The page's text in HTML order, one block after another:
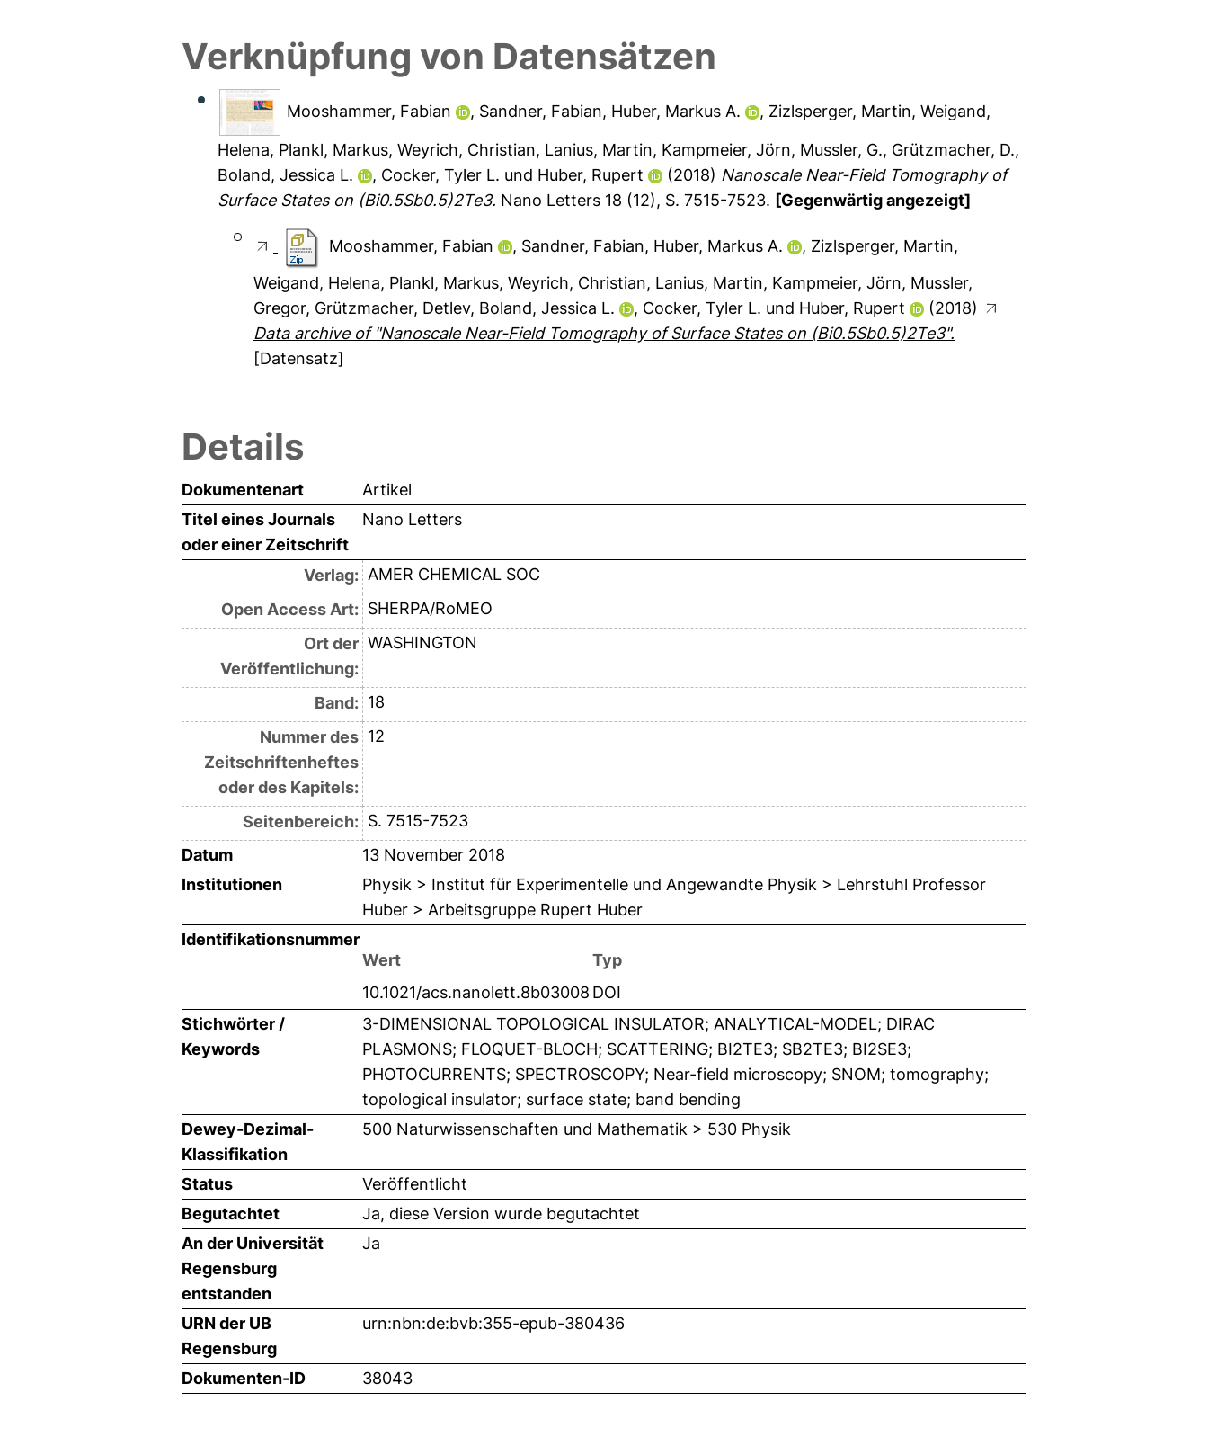
Verknüpfung von Datensätzen
Mooshammer, Fabian , Sandner, Fabian, Huber, Markus A. , Zizlsperger, Martin, Weigand,
Helena, Plankl, Markus, Weyrich, Christian, Lanius, Martin, Kampmeier, Jörn, Mussler, G., Grützmacher, D.,
Boland, Jessica L.
, Cocker, Tyler L. und Huber, Rupert (2018) Nanoscale Near-Field Tomography of
Surface States on (Bi0.5Sb0.5)2Te3. Nano Letters 18 (12), S. 7515-7523. [Gegenwärtig angezeigt]
Mooshammer, Fabian , Sandner, Fabian, Huber, Markus A. , Zizlsperger, Martin,
Weigand, Helena, Plankl, Markus, Weyrich, Christian, Lanius, Martin, Kampmeier, Jörn, Mussler,
Gregor, Grützmacher, Detlev, Boland, Jessica L. , Cocker, Tyler L. und Huber, Rupert
(2018)
Data archive of "Nanoscale Near-Field Tomography of Surface States on (Bi0.5Sb0.5)2Te3".
[Datensatz]
Details
Dokumentenart
Artikel
Titel eines Journals
oder einer Zeitschrift
Nano Letters
Verlag: AMER CHEMICAL SOC
Open Access Art: SHERPA/RoMEO
Ort der
Veröffentlichung:
WASHINGTON
Band: 18
Nummer des
Zeitschriftenheftes
oder des Kapitels:
12
Seitenbereich: S. 7515-7523
Datum
13 November 2018
Institutionen
Physik > Institut für Experimentelle und Angewandte Physik > Lehrstuhl Professor
Huber > Arbeitsgruppe Rupert Huber
Identifikationsnummer
Wert
Typ
10.1021/acs.nanolett.8b03008 DOI
Stichwörter /
Keywords
3-DIMENSIONAL TOPOLOGICAL INSULATOR; ANALYTICAL-MODEL; DIRAC
PLASMONS; FLOQUET-BLOCH; SCATTERING; BI2TE3; SB2TE3; BI2SE3;
PHOTOCURRENTS; SPECTROSCOPY; Near-field microscopy; SNOM; tomography;
topological insulator; surface state; band bending
Dewey-Dezimal-
Klassifikation
500 Naturwissenschaften und Mathematik > 530 Physik
Status
Veröffentlicht
Begutachtet
Ja, diese Version wurde begutachtet
An der Universität
Regensburg
entstanden
Ja
URN der UB
Regensburg
urn:nbn:de:bvb:355-epub-380436
Dokumenten-ID 38043